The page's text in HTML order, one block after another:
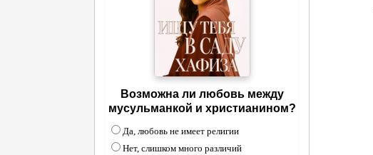
Возможна ли любовь между
мусульманкой и христианином?
Да, любовь не имеет религии
Нет, слишком много различий